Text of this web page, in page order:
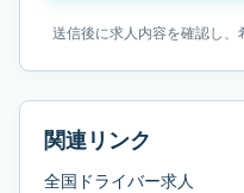
送信後に求人内容を確認し、
関連リンク
全国ドライバー求人